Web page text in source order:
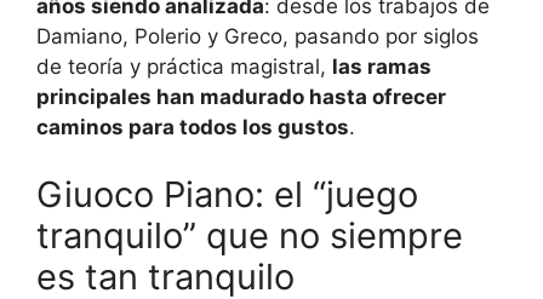
años siendo analizada: desde los trabajos de
Damiano, Polerio y Greco, pasando por siglos
de teoría y práctica magistral, las ramas
principales han madurado hasta ofrecer
caminos para todos los gustos.
Giuoco Piano: el “juego
tranquilo” que no siempre
es tan tranquilo